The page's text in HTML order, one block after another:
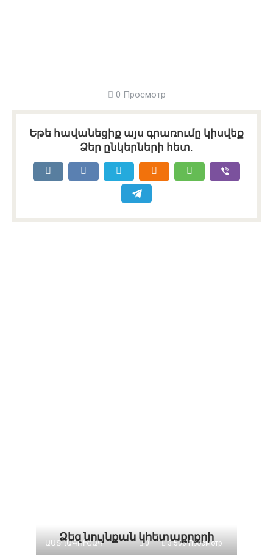
0 Просмотр
Եթե հավանեցիք այս գրառումը կիսվեք
Ձեր ընկերների հետ.
Ձեզ նույնքան կհետաքրքրի
ԱՍՏՂԱԳՈՒՇԱԿ 0 3 506 Просмотр